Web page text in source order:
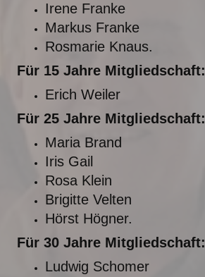
Irene Franke
Markus Franke
Rosmarie Knaus.
Für 15 Jahre Mitgliedschaft:
Erich Weiler
Für 25 Jahre Mitgliedschaft:
Maria Brand
Iris Gail
Rosa Klein
Brigitte Velten
Hörst Högner.
Für 30 Jahre Mitgliedschaft:
Ludwig Schomer